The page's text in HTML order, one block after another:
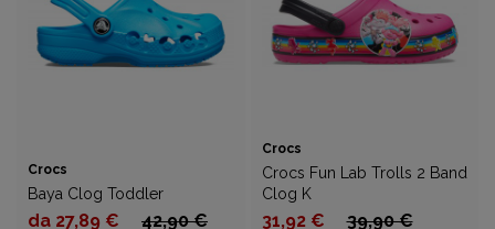
Crocs
Baya Clog Toddler
da 27,89 € 42,90 €
Crocs
Crocs Fun Lab Trolls 2 Band
Clog K
31,92 € 39,90 €